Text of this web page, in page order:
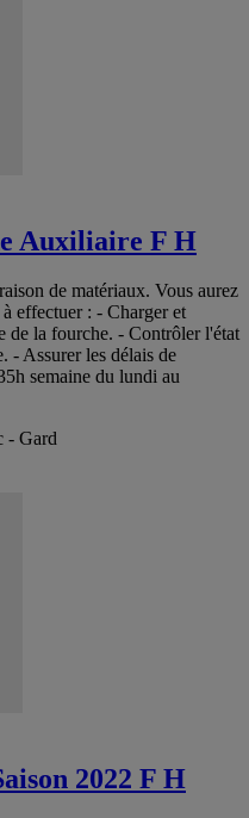
Auxiliaire F H
de matériaux. Vous aurez
effectuer : - Charger et
de la fourche. - Contrôler l'état
- Assurer les délais de
semaine du lundi au
- Gard
2022 F H